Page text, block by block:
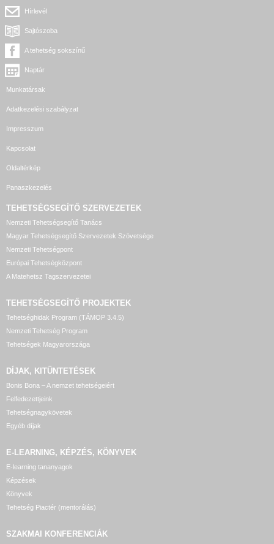
Hírlevél
Sajtószoba
A tehetség sokszínű
Naptár
Munkatársak
Adatkezelési szabályzat
Impresszum
Kapcsolat
Oldaltérkép
Panaszkezelés
TEHETSÉGSEGÍTŐ SZERVEZETEK
Nemzeti Tehetségsegítő Tanács
Magyar Tehetségsegítő Szervezetek Szövetsége
Nemzeti Tehetségpont
Európai Tehetségközpont
A Matehetsz Tagszervezetei
TEHETSÉGSEGÍTŐ PROJEKTEK
Tehetséghidak Program (TÁMOP 3.4.5)
Nemzeti Tehetség Program
Tehetségek Magyarországa
DÍJAK, KITÜNTETÉSEK
Bonis Bona – A nemzet tehetségeiért
Felfedezettjeink
Tehetségnagykövetek
Egyéb díjak
E-LEARNING, KÉPZÉS, KÖNYVEK
E-learning tananyagok
Képzések
Könyvek
Tehetség Piactér (mentorálás)
SZAKMAI KONFERENCIÁK